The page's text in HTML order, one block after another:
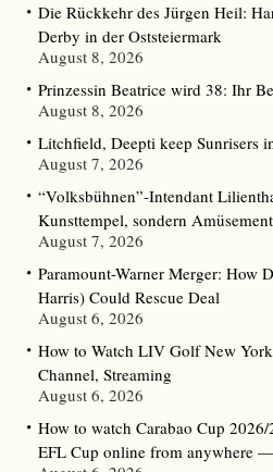
Die Rückkehr des Jürgen Heil:
Derby in der Oststeiermark
August 8, 2026
Prinzessin Beatrice wird 38: Ihr
August 8, 2026
Litchfield, Deepti keep Sunrisers
August 7, 2026
“Volksbühnen”-Intendant
Kunsttempel, sondern
August 7, 2026
Paramount-Warner Merger: How
Harris) Could Rescue Deal
August 6, 2026
How to Watch LIV Golf New
Channel, Streaming
August 6, 2026
How to watch Carabao Cup
EFL Cup online from anywhere